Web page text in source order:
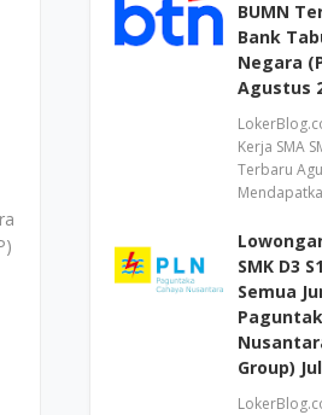
BUMN
Bank
Negara
Agustus
Kerja SMA
Terbaru
SMK D3
Semua
Group)